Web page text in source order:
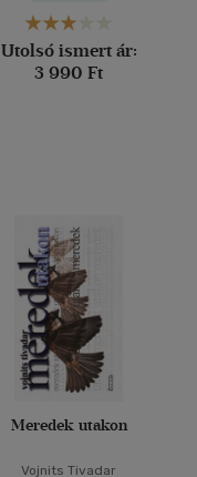
Utolsó ismert ár:
3 990 Ft
Meredek utakon
Vojnits Tivadar